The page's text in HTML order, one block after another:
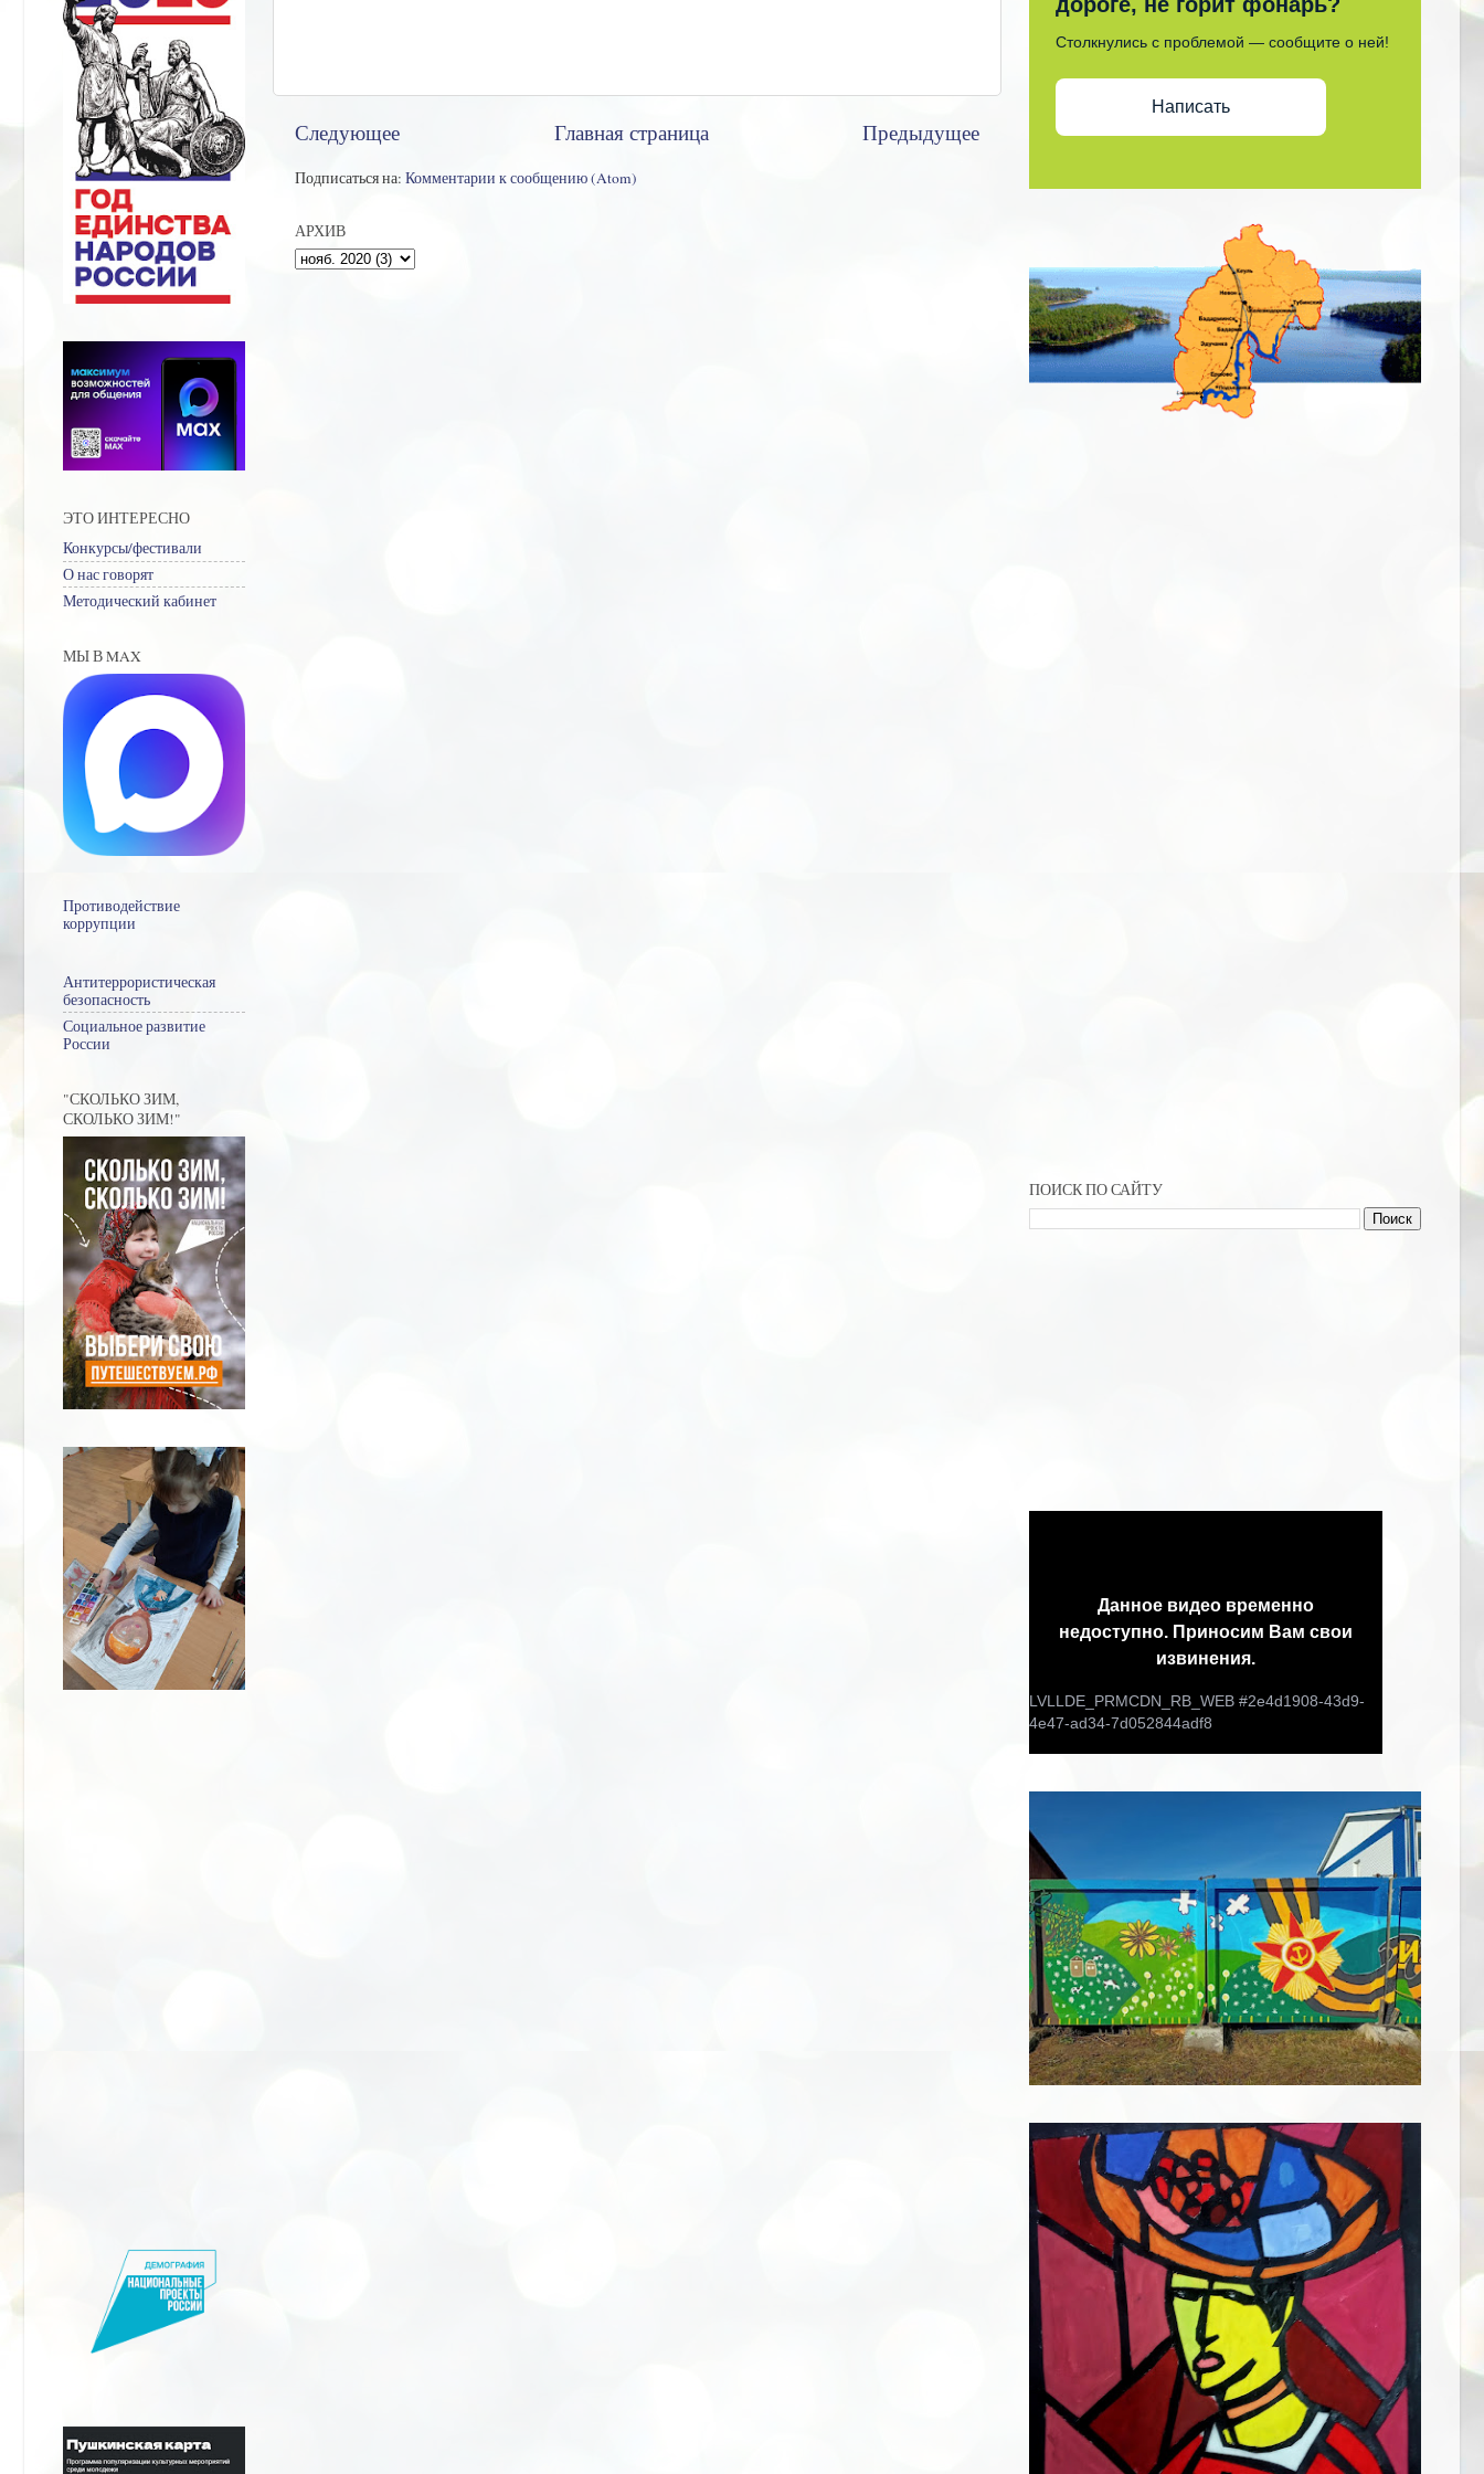
Следующее Предыдущее
Главная страница
Подписаться на: Комментарии к сообщению (Atom)
АРХИВ
ЭТО ИНТЕРЕСНО
Конкурсы/фестивали
О нас говорят
Методический кабинет
МЫ В MAX
Противодействие
коррупции
Антитеррористическая
безопасность
Социальное развитие
России
"СКОЛЬКО ЗИМ,
СКОЛЬКО ЗИМ!"
Столкнулись с проблемой — сообщите о ней!
Написать
ПОИСК ПО САЙТУ